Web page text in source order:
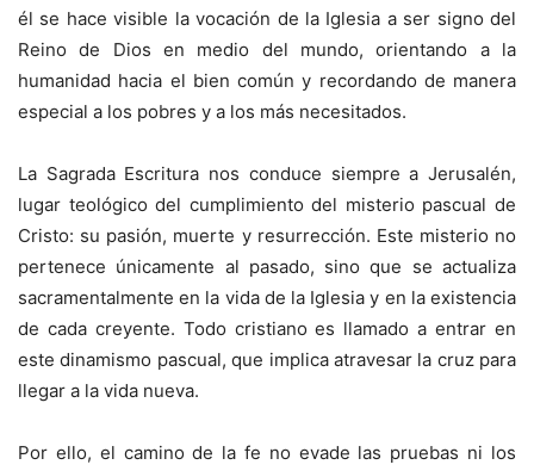
él se hace visible la vocación de la Iglesia a ser signo del
Reino de Dios en medio del mundo, orientando a la
humanidad hacia el bien común y recordando de manera
especial a los pobres y a los más necesitados.
La Sagrada Escritura nos conduce siempre a Jerusalén,
lugar teológico del cumplimiento del misterio pascual de
Cristo: su pasión, muerte y resurrección. Este misterio no
pertenece únicamente al pasado, sino que se actualiza
sacramentalmente en la vida de la Iglesia y en la existencia
de cada creyente. Todo cristiano es llamado a entrar en
este dinamismo pascual, que implica atravesar la cruz para
llegar a la vida nueva.
Por ello, el camino de la fe no evade las pruebas ni los